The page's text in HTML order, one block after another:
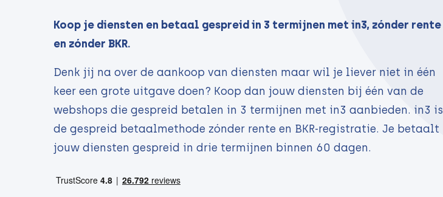
Koop je diensten en betaal gespreid in 3 termijnen met in3, zónder rente
en zónder BKR.
Denk jij na over de aankoop van diensten maar wil je liever niet in één
keer een grote uitgave doen? Koop dan jouw diensten bij één van de
webshops die gespreid betalen in 3 termijnen met in3 aanbieden. in3 is
de gespreid betaalmethode zónder rente en BKR-registratie. Je betaalt
jouw diensten gespreid in drie termijnen binnen 60 dagen.